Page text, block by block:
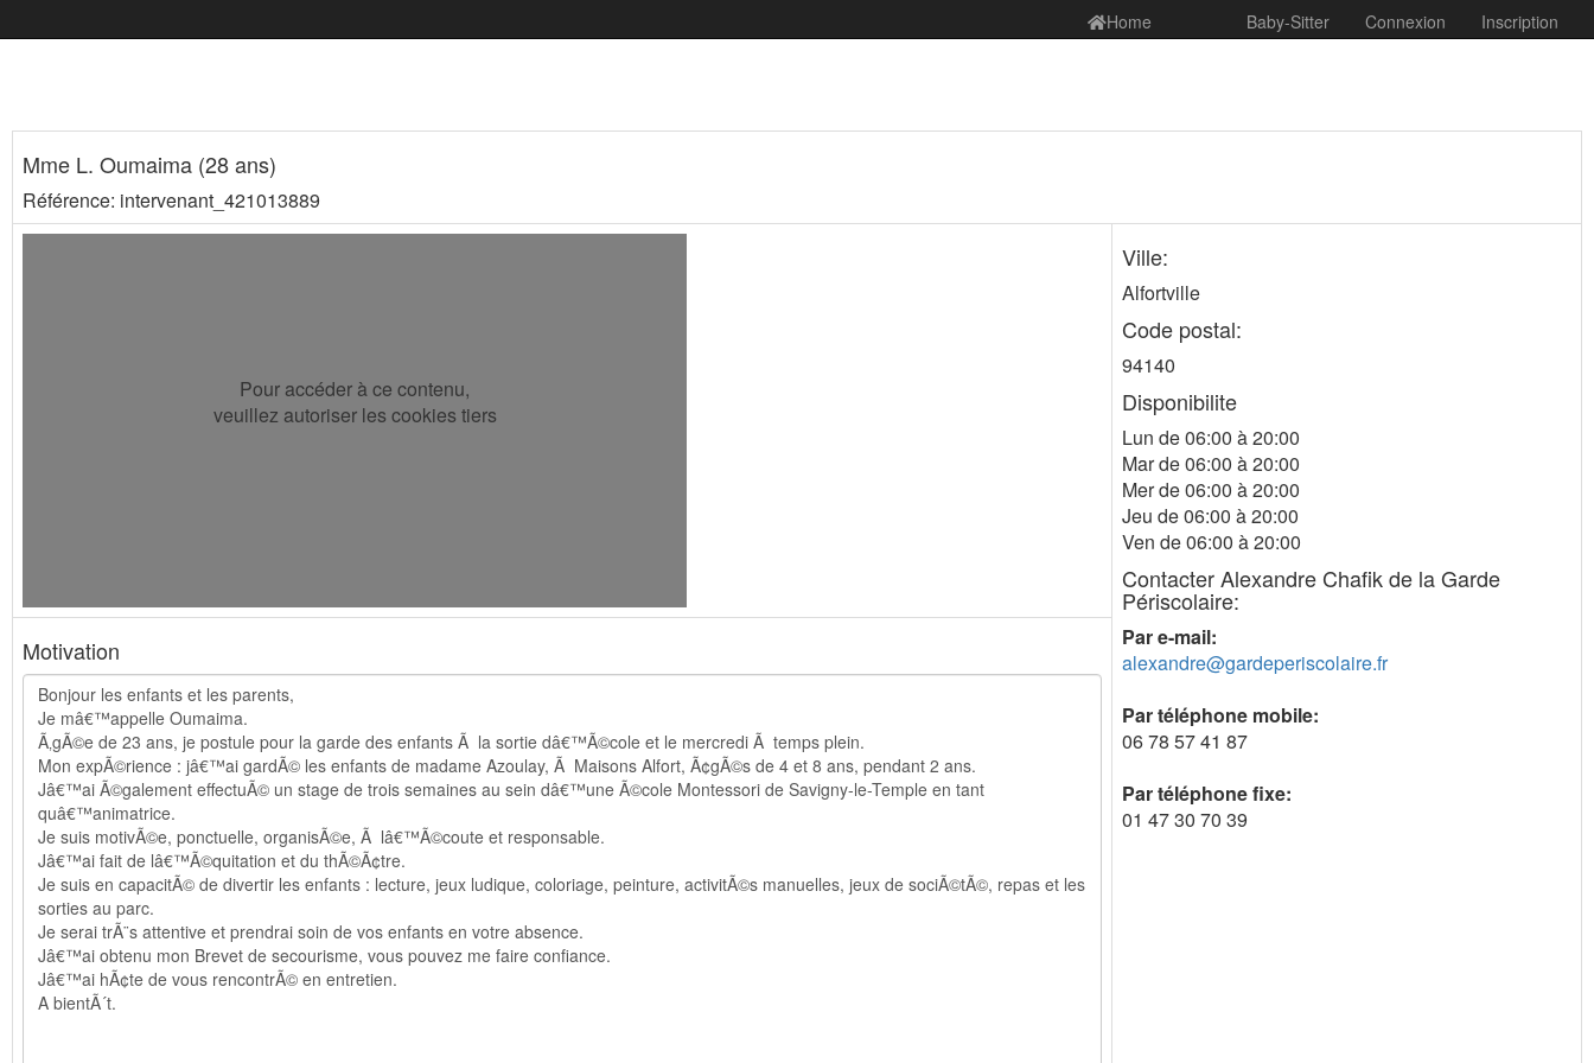
Home Baby-Sitter Connexion Inscription
Mme L. Oumaima (28 ans)
Référence: intervenant_421013889
Pour accéder à ce contenu,
veuillez autoriser les cookies tiers
Ville:
Alfortville
Code postal:
94140
Disponibilite
Lun de 06:00 à 20:00
Mar de 06:00 à 20:00
Mer de 06:00 à 20:00
Jeu de 06:00 à 20:00
Ven de 06:00 à 20:00
Contacter Alexandre Chafik de la Garde
Périscolaire:
Par e-mail:
alexandre@gardeperiscolaire.fr
Par téléphone mobile:
06 78 57 41 87
Par téléphone fixe:
01 47 30 70 39
Motivation